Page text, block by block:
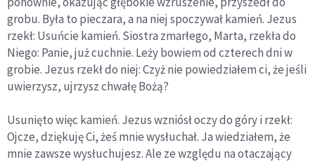
grobu. Była to pieczara, a na niej spoczywał kamień. Jezus
rzekł: Usuńcie kamień. Siostra zmarłego, Marta, rzekła do
Niego: Panie, już cuchnie. Leży bowiem od czterech dni w
grobie. Jezus rzekł do niej: Czyż nie powiedziałem ci, że jeśli
uwierzysz, ujrzysz chwałę Bożą?
Usunięto więc kamień. Jezus wzniósł oczy do góry i rzekł:
Ojcze, dziękuję Ci, żeś mnie wysłuchał. Ja wiedziałem, że
mnie zawsze wysłuchujesz. Ale ze względu na otaczający